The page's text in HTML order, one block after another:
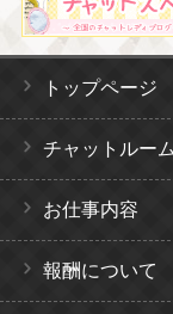
トップページ
チャットルー
お仕事内容
報酬について